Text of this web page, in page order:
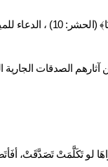
لو تَكَلَّمَتْ تَصَدَّقَتْ،